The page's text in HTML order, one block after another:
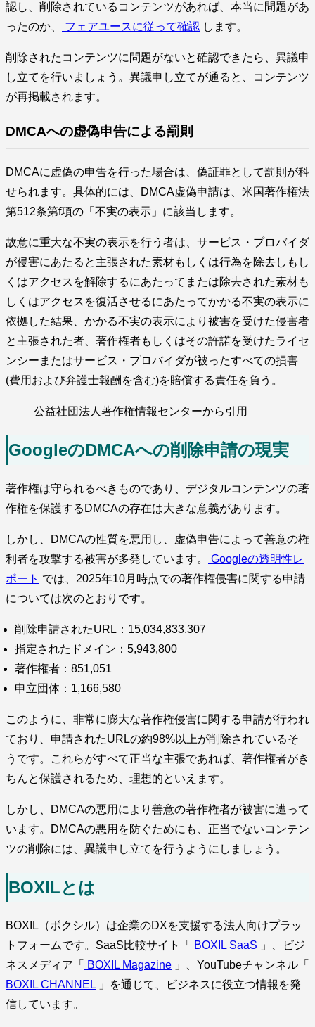
認し、削除されているコンテンツがあれば、本当に問題があ
ったのか、
フェアユースに従って確認 します。
削除されたコンテンツに問題がないと確認できたら、異議申
し立てを行いましょう。異議申し立てが通ると、コンテンツ
が再掲載されます。
DMCAへの虚偽申告による罰則
DMCAに虚偽の申告を行った場合は、偽証罪として罰則が科
せられます。具体的には、DMCA虚偽申請は、米国著作権法
第512条第f項の「不実の表示」に該当します。
故意に重大な不実の表示を行う者は、サービス・プロバイダ
が侵害にあたると主張された素材もしくは行為を除去しもし
くはアクセスを解除するにあたってまたは除去された素材も
しくはアクセスを復活させるにあたってかかる不実の表示に
依拠した結果、かかる不実の表示により被害を受けた侵害者
と主張された者、著作権者もしくはその許諾を受けたライセ
ンシーまたはサービス・プロバイダが被ったすべての損害
(費用および弁護士報酬を含む)を賠償する責任を負う。
公益社団法人著作権情報センターから引用
GoogleのDMCAへの削除申請の現実
著作権は守られるべきものであり、デジタルコンテンツの著
作権を保護するDMCAの存在は大きな意義があります。
しかし、DMCAの性質を悪用し、虚偽申告によって善意の権
利者を攻撃する被害が多発しています。
Googleの透明性レ
ポート では、2025年10月時点での著作権侵害に関する申請
については次のとおりです。
削除申請されたURL：15,034,833,307
指定されたドメイン：5,943,800
著作権者：851,051
申立団体：1,166,580
このように、非常に膨大な著作権侵害に関する申請が行われ
ており、申請されたURLの約98%以上が削除されているそ
うです。これらがすべて正当な主張であれば、著作権者がき
ちんと保護されるため、理想的といえます。
しかし、DMCAの悪用により善意の著作権者が被害に遭って
います。DMCAの悪用を防ぐためにも、正当でないコンテン
ツの削除には、異議申し立てを行うようにしましょう。
BOXILとは
BOXIL（ボクシル）は企業のDXを支援する法人向けプラッ
トフォームです。SaaS比較サイト「
BOXIL SaaS 」、ビジ
ネスメディア「
BOXIL Magazine 」、YouTubeチャンネル「
BOXIL CHANNEL」を通じて、ビジネスに役立つ情報を発
信しています。